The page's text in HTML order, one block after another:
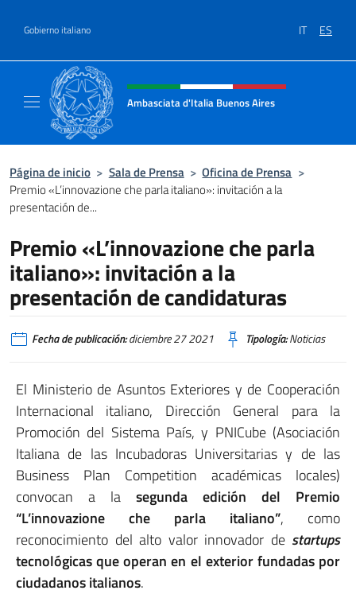
Gobierno italiano IT ES
Encabezado del sitio web,
Ambasciata d'Italia Buenos Aires
Página de inicio > Sala de Prensa > Oficina de Prensa >
Premio «L’innovazione che parla italiano»: invitación a la
presentación de...
Premio «L’innovazione che parla
italiano»: invitación a la
presentación de candidaturas
Fecha de publicación:diciembre 27 2021 Tipología:Noticias
El Ministerio de Asuntos Exteriores y de Cooperación
Internacional italiano, Dirección General para la
Promoción del Sistema País, y PNICube (Asociación
Italiana de las Incubadoras Universitarias y de las
Business Plan Competition académicas locales)
convocan a la segunda edición del Premio
“L’innovazione che parla italiano”, como
reconocimiento del alto valor innovador de startups
tecnológicas que operan en el exterior fundadas por
ciudadanos italianos.